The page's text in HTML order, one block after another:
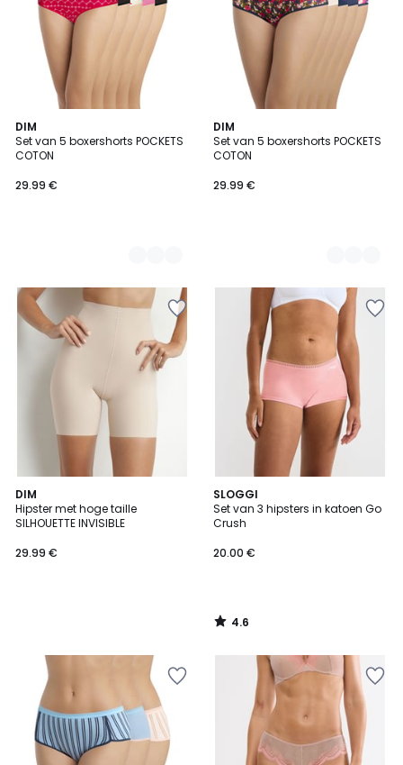
DIM
Set van 5 boxershorts POCKETS
COTON
29.99 €
2
Kleuren
DIM
Set van 5 boxershorts POCKETS
COTON
29.99 €
3
Kleuren
DIM
Hipster met hoge taille
SILHOUETTE INVISIBLE
29.99 €
SLOGGI
Set van 3 hipsters in katoen Go
Crush
20.00 €
4.6
/ 5
4.6
/